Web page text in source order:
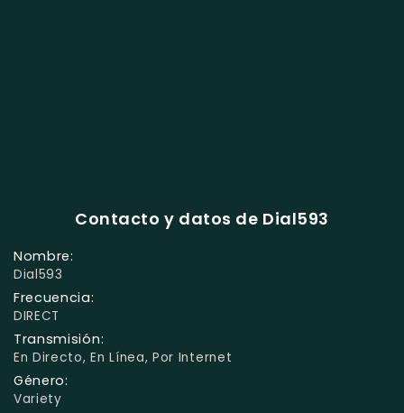
Contacto y datos de Dial593
Nombre:
Dial593
Frecuencia:
DIRECT
Transmisión:
En Directo, En Línea, Por Internet
Género:
Variety